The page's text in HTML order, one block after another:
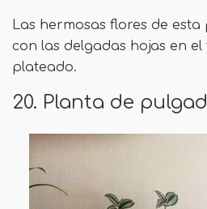
Las hermosas flores de
con las delgadas hojas en
plateado.
20. Planta de